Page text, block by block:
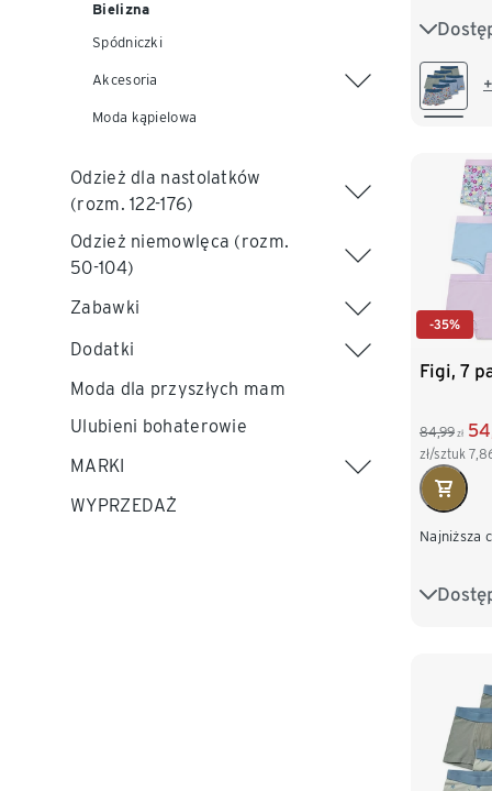
Bielizna
Spódniczki
Akcesoria
Moda kąpielowa
Odzież dla nastolatków
(rozm. 122-176)
Odzież niemowlęca (rozm.
50-104)
Zabawki
Dodatki
Moda dla przyszłych mam
Ulubieni bohaterowie
MARKI
WYPRZEDAŻ
86/92
110/116
-35%
Figi, 7
84,99 zł
zł/sztuk
Najniższa
86/92
134/140